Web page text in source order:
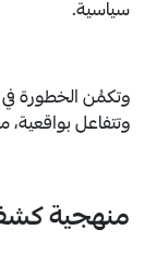
سياسية.
وتكمُن الخطورة في
وتتفاعل
منهجية